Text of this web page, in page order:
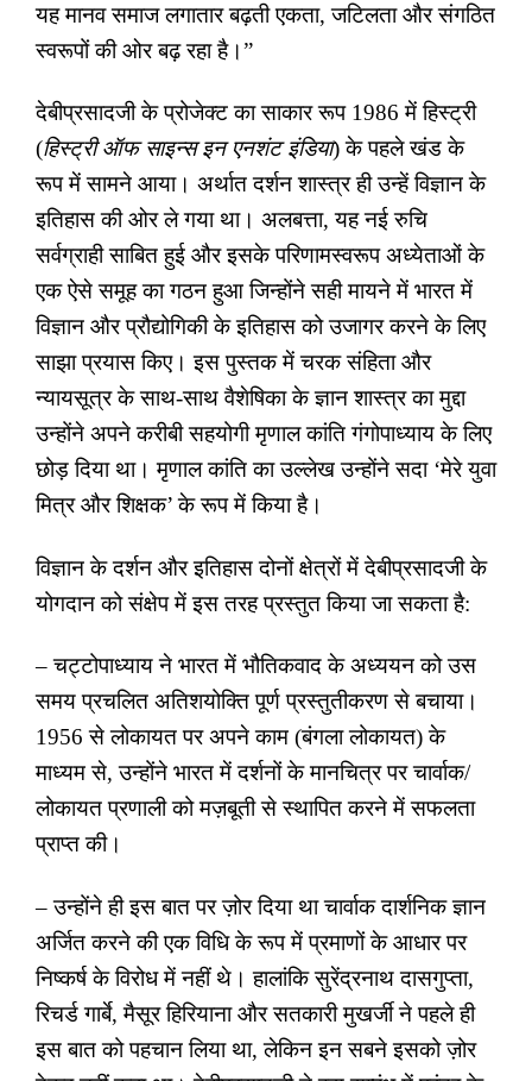
यह मानव समाज लगातार बढ़ती एकता,जटिलता और संगठित
स्वरूपों की ओर बढ़ रहा है।”
देबीप्रसादजी के प्रोजेक्ट का साकार रूप 1986 में हिस्ट्री
(हिस्ट्री ऑफ साइन्स इन एनशंट इंडिया) के पहले खंड के
रूप में सामने आया। अर्थात दर्शन शास्त्र ही उन्हें विज्ञान के
इतिहास की ओर ले गया था। अलबत्ता,यह नई रुचि
सर्वग्राही साबित हुई और इसके परिणामस्वरूप अध्येताओं के
एक ऐसे समूह का गठन हुआ जिन्होंने सही मायने में भारत में
विज्ञान और प्रौद्योगिकी के इतिहास को उजागर करने के लिए
साझा प्रयास किए। इस पुस्तक में चरक संहिता और
न्यायसूत्र के साथ-साथ वैशेषिका के ज्ञान शास्त्र का मुद्दा
उन्होंने अपने करीबी सहयोगी मृणाल कांति गंगोपाध्याय के लिए
छोड़ दिया था। मृणाल कांति का उल्लेख उन्होंने सदा ‘मेरे युवा
मित्र और शिक्षक’ के रूप में किया है।
विज्ञान के दर्शन और इतिहास दोनों क्षेत्रों में देबीप्रसादजी के
योगदान को संक्षेप में इस तरह प्रस्तुत किया जा सकता है:
– चट्टोपाध्याय ने भारत में भौतिकवाद के अध्ययन को उस
समय प्रचलित अतिशयोक्ति पूर्ण प्रस्तुतीकरण से बचाया।
1956 से लोकायत पर अपने काम (बंगला लोकायत) के
माध्यम से,उन्होंने भारत में दर्शनों के मानचित्र पर चार्वाक/
लोकायत प्रणाली को मज़बूती से स्थापित करने में सफलता
प्राप्त की।
– उन्होंने ही इस बात पर ज़ोर दिया था चार्वाक दार्शनिक ज्ञान
अर्जित करने की एक विधि के रूप में प्रमाणों के आधार पर
निष्कर्ष के विरोध में नहीं थे। हालांकि सुरेंद्रनाथ दासगुप्ता,
रिचर्ड गार्बे,मैसूर हिरियाना और सतकारी मुखर्जी ने पहले ही
इस बात को पहचान लिया था,लेकिन इन सबने इसको ज़ोर